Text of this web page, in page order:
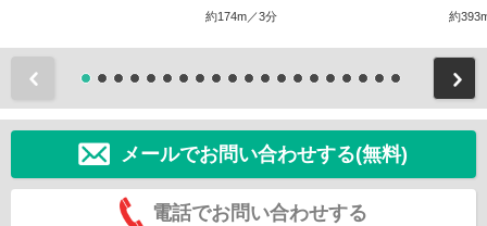
約174m／3分 約
メールでお問い合わせする(無料)
電話でお問い合わせする